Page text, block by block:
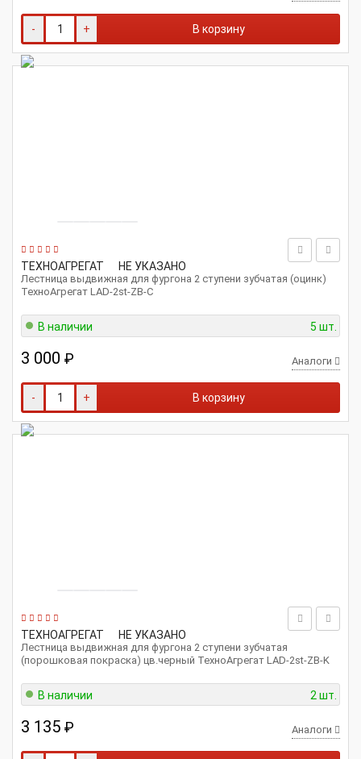
- + В корзину
ТЕХНОАГРЕГАТ НЕ УКАЗАНО
Лестница выдвижная для фургона 2 ступени зубчатая (оцинк)
ТехноАгрегат LAD-2st-ZB-C
В наличии 5 шт.
3 000 ₽ Аналоги
- + В корзину
ТЕХНОАГРЕГАТ НЕ УКАЗАНО
Лестница выдвижная для фургона 2 ступени зубчатая
(порошковая покраска) цв.черный ТехноАгрегат LAD-2st-ZB-K
В наличии 2 шт.
3 135 ₽ Аналоги